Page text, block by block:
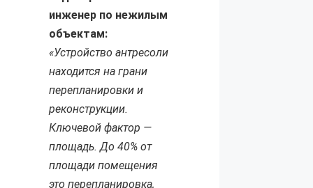
инженер по нежилым
объектам:
«Устройство антресоли
находится на грани
перепланировки и
реконструкции.
Ключевой фактор —
площадь. До 40% от
площади помещения
это перепланировка,